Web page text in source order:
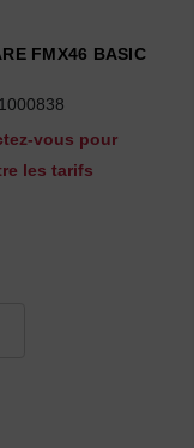
FMX46 BASIC
vous pour
les tarifs